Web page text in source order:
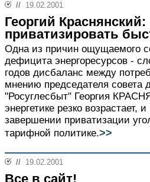
// 19.02.2001
Георгий
приватизировать
Одна из причин ощущаемого
дефицита энергоресурсов -
годов дисбаланс между
мнению председателя совета
"Росуглесбыт" Георгия
энергетике резко возрастает,
завершении приватизации
тарифной политике.>>
// 19.02.2001
Все в сайт!